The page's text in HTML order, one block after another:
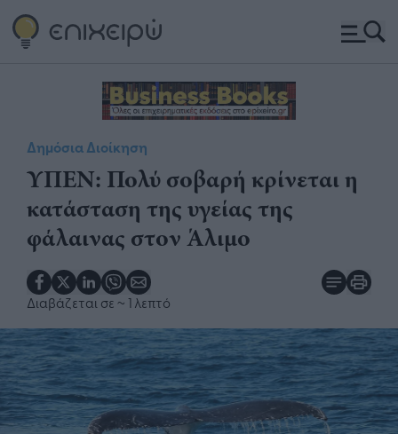
Δημόσια Διοίκηση
​ΥΠΕΝ: Πολύ σοβαρή κρίνεται η
κατάσταση της υγείας της
φάλαινας στον Άλιμο
Διαβάζεται σε ~ 1 λεπτό